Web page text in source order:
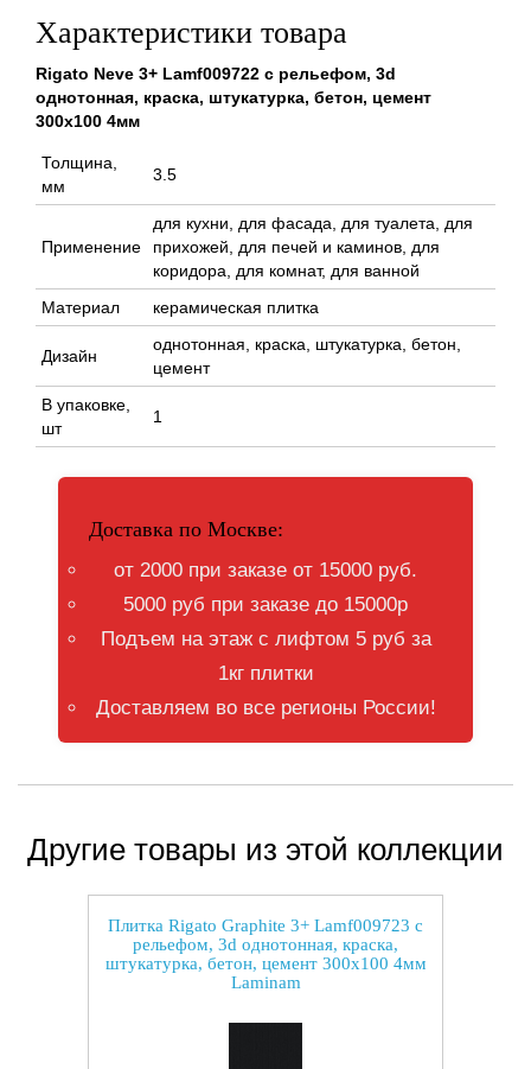
Характеристики товара
Rigato Neve 3+ Lamf009722 с рельефом, 3d
однотонная, краска, штукатурка, бетон, цемент
300x100 4мм
Толщина,
мм
3.5
Применение
для кухни, для фасада, для туалета, для
прихожей, для печей и каминов, для
коридора, для комнат, для ванной
Материал
керамическая плитка
Дизайн
однотонная, краска, штукатурка, бетон,
цемент
В упаковке,
шт
1
Доставка по Москве:
от 2000 при заказе от 15000 руб.
5000 руб при заказе до 15000р
Подъем на этаж с лифтом 5 руб за
1кг плитки
Доставляем во все регионы России!
Другие товары из этой коллекции
Плитка Rigato Graphite 3+ Lamf009723 с
рельефом, 3d однотонная, краска,
штукатурка, бетон, цемент 300x100 4мм
Laminam